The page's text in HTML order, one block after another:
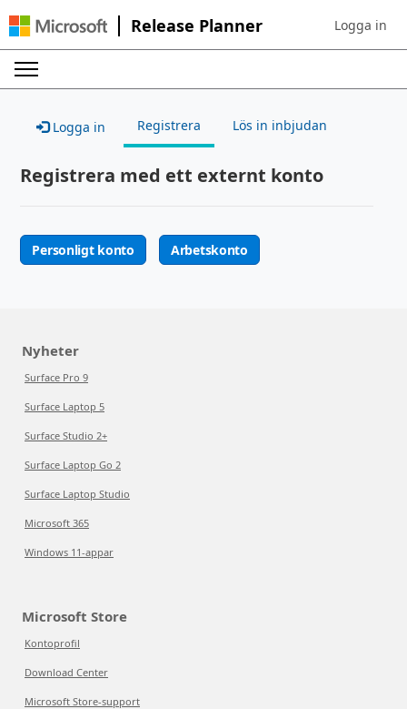
Release Planner Sign in to
Logga in
Logga in Registrera Lös in inbjudan
Registrera med ett externt konto
Personligt konto Arbetskonto
Nyheter
Surface Pro 9
Surface Laptop 5
Surface Studio 2+
Surface Laptop Go 2
Surface Laptop Studio
Microsoft 365
Windows 11-appar
Microsoft Store
Kontoprofil
Download Center
Microsoft Store-support